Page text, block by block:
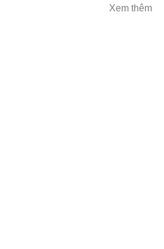
Xem thêm